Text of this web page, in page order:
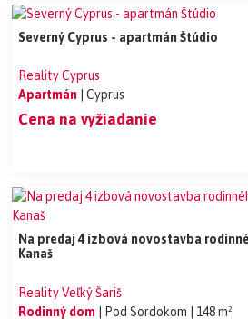
Severný Cyprus - apartmán Štúdio
Reality Cyprus
Apartmán
| Cyprus
Cena na vyžiadanie
Na predaj 4 izbová novostavba
Kanaš
Reality Veľký Šariš
Rodinný dom | Pod Sordokom | 148 m²